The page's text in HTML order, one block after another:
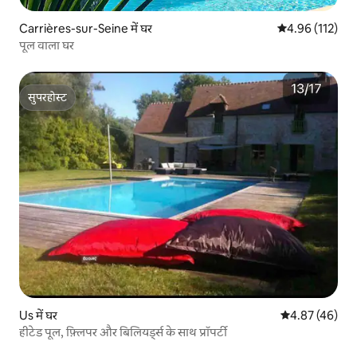
Carrières-sur-Seine में घर औसत रेटिंग 5 में से
4.96 (112)
पूल वाला घर
सुपरहोस्ट
सुपरहोस्ट
Us में घर औसत रेटिंग 5 में
4.87 (46)
हीटेड पूल, फ़्लिपर और बिलियर्ड्स के साथ प्रॉपर्टी